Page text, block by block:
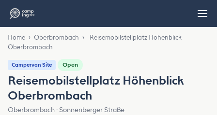
Home › Oberbrombach ›
Reisemobilstellplatz Höhenblick
Oberbrombach
Campervan Site Open
Reisemobilstellplatz Höhenblick
Oberbrombach
Oberbrombach · Sonnenberger Straße